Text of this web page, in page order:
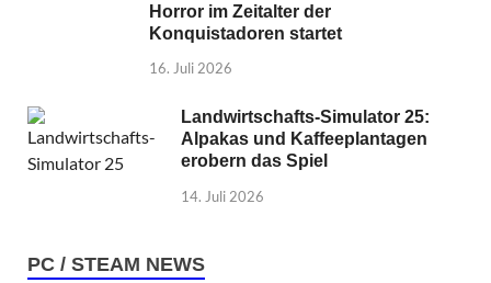
Horror im Zeitalter der
Konquistadoren startet
16. Juli 2026
Landwirtschafts-Simulator 25:
Alpakas und Kaffeeplantagen
erobern das Spiel
14. Juli 2026
PC / STEAM NEWS